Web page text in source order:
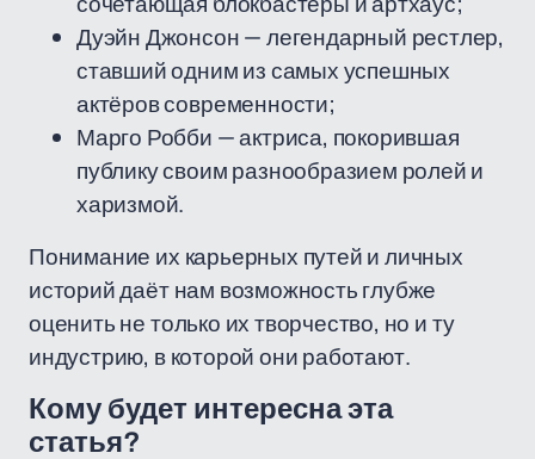
Дуэйн Джонсон — легендарный рестлер,
ставший одним из самых успешных
актёров современности;
Марго Робби — актриса, покорившая
публику своим разнообразием ролей и
харизмой.
Понимание их карьерных путей и личных
историй даёт нам возможность глубже
оценить не только их творчество, но и ту
индустрию, в которой они работают.
Кому будет интересна эта
статья?